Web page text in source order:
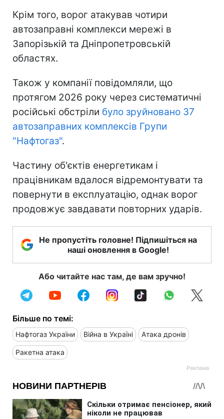
Крім того, ворог атакував чотири
автозаправні комплекси мережі в
Запорізькій та Дніпропетровській
областях.
Також у компанії повідомляли, що
протягом 2026 року через систематичні
російські обстріли було зруйновано 37
автозаправних комплексів Групи
"Нафтогаз".
Частину об'єктів енергетикам і
працівникам вдалося відремонтувати та
повернути в експлуатацію, однак ворог
продовжує завдавати повторних ударів.
Не пропустіть головне! Підпишіться на
наші оновлення в Google!
Або читайте нас там, де вам зручно!
Більше по темі:
Нафтогаз України Війна в Україні Атака дронів
Ракетна атака